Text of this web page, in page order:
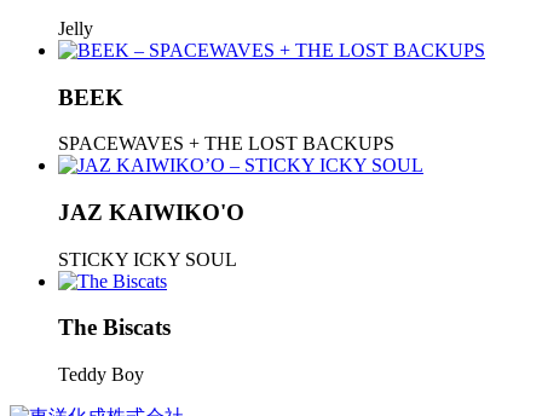
Jelly
BEEK
SPACEWAVES + THE LOST BACKUPS
JAZ KAIWIKO'O
STICKY ICKY SOUL
The Biscats
Teddy Boy